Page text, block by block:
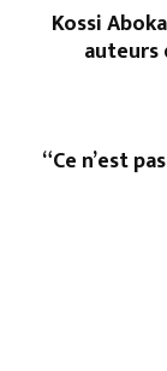
Kossi
auteurs
“Ce n’est